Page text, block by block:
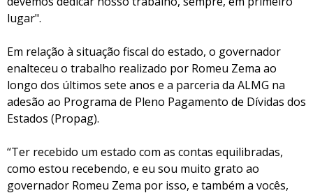
lugar".
Em relação à situação fiscal do estado, o governador
enalteceu o trabalho realizado por Romeu Zema ao
longo dos últimos sete anos e a parceria da ALMG na
adesão ao Programa de Pleno Pagamento de Dívidas dos
Estados (Propag).
“Ter recebido um estado com as contas equilibradas,
como estou recebendo, e eu sou muito grato ao
governador Romeu Zema por isso, e também a vocês,